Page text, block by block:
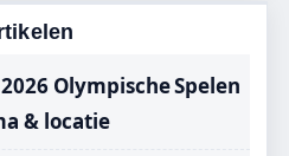
Olympische Spelen
& locatie